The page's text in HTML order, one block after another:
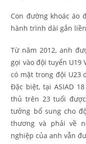
Con đường khoác áo
hành trình dài gắn
Từ năm 2012, anh
gọi vào đội tuyển U19
có mặt trong đội U23
Đặc biệt, tại ASIAD
thủ trên 23 tuổi
tưởng bổ sung cho
thương và phải về
nghiệp của anh vẫn